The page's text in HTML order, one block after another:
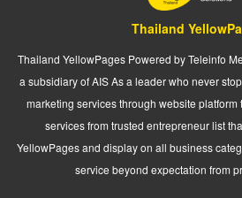
Thailand
Thailand YellowPages Powered by Teleinfo
a subsidiary of AIS As a leader who never
marketing services through website
services from trusted entrepreneur list
YellowPages and display on all business
service beyond expectation from